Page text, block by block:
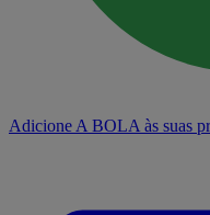
Adicione A BOLA às suas